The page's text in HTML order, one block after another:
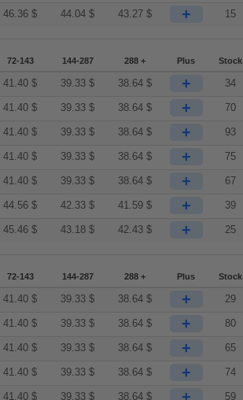
46.36$ 44.04$ 43.27$ + 15
72-143 144-287 288 + Plus Stock
41.40$ 39.33$ 38.64$ + 34
41.40$ 39.33$ 38.64$ + 70
41.40$ 39.33$ 38.64$ + 93
41.40$ 39.33$ 38.64$ + 75
41.40$ 39.33$ 38.64$ + 67
44.56$ 42.33$ 41.59$ + 39
45.46$ 43.18$ 42.43$ + 25
72-143 144-287 288 + Plus Stock
41.40$ 39.33$ 38.64$ + 29
41.40$ 39.33$ 38.64$ + 80
41.40$ 39.33$ 38.64$ + 65
41.40$ 39.33$ 38.64$ + 74
41.40$ 39.33$ 38.64$ 59